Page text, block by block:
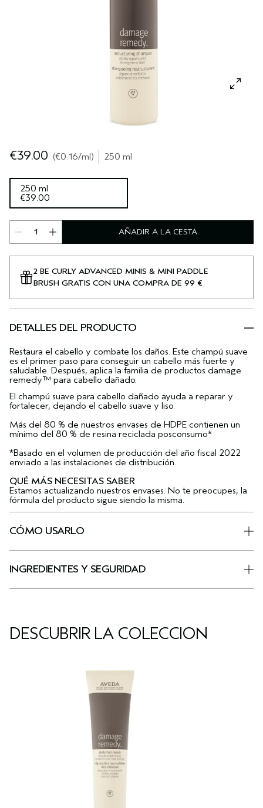
CUERO CABELLUDO SENSIBLE
TODAS LAS COLECCIONES
€39.00 €0.16/ml 250 ml
250 ml
€39.00
AÑADIR A LA CESTA
2 BE CURLY ADVANCED MINIS & MINI PADDLE
BRUSH GRATIS CON UNA COMPRA DE 99 €
DETALLES DEL PRODUCTO
Restaura el cabello y combate los daños. Este champú suave
es el primer paso para conseguir un cabello más fuerte y
saludable. Después, aplica la familia de productos damage
remedy™ para cabello dañado.
El champú suave para cabello dañado ayuda a reparar y
fortalecer, dejando el cabello suave y liso.
Más del 80 % de nuestros envases de HDPE contienen un
mínimo del 80 % de resina reciclada posconsumo*
*Basado en el volumen de producción del año fiscal 2022
enviado a las instalaciones de distribución.
QUÉ MÁS NECESITAS SABER
Estamos actualizando nuestros envases. No te preocupes, la
fórmula del producto sigue siendo la misma.
CÓMO USARLO
INGREDIENTES Y SEGURIDAD
DESCUBRIR LA COLECCIÓN